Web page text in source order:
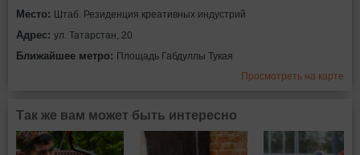
Место: Штаб. Резиденция креативных индустрий
Адрес: ул. Татарстан, 20
Ближайшее метро: Площадь Габдуллы Тукая
Просмотреть на карте
Так же вам может быть интересно